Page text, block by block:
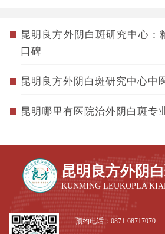
昆明良方外阴白斑研究中心：
口碑
昆明良方外阴白斑研究中心中
昆明哪里有医院治外阴白斑专
昆明良方外阴
KUNMING LEUKOPLA
预约电话：0871-68717070